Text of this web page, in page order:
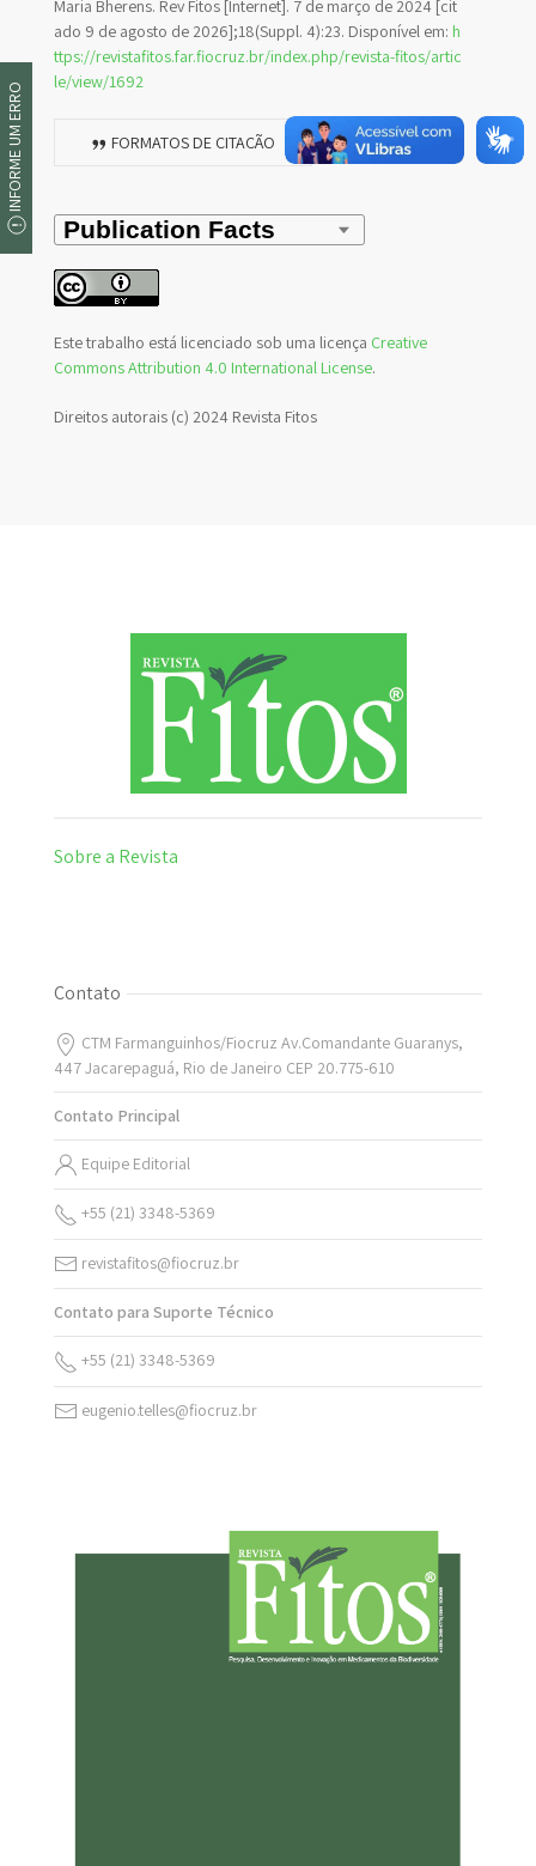
Maria Bherens. Rev Fitos [Internet]. 7 de março de 2024 [cit
ado 9 de agosto de 2026];18(Suppl. 4):23. Disponível em: h
ttps://revistafitos.far.fiocruz.br/index.php/revista-fitos/artic
le/view/1692
FORMATOS DE CITAÇÃO
Este trabalho está licenciado sob uma licença Creative
Commons Attribution 4.0 International License.
Direitos autorais (c) 2024 Revista Fitos
Sobre a Revista
Contato
CTM Farmanguinhos/Fiocruz Av.Comandante Guaranys,
447 Jacarepaguá, Rio de Janeiro CEP 20.775-610
Contato Principal
Equipe Editorial
+55 (21) 3348-5369
revistafitos@fiocruz.br
Contato para Suporte Técnico
+55 (21) 3348-5369
eugenio.telles@fiocruz.br
INFORME UM ERRO